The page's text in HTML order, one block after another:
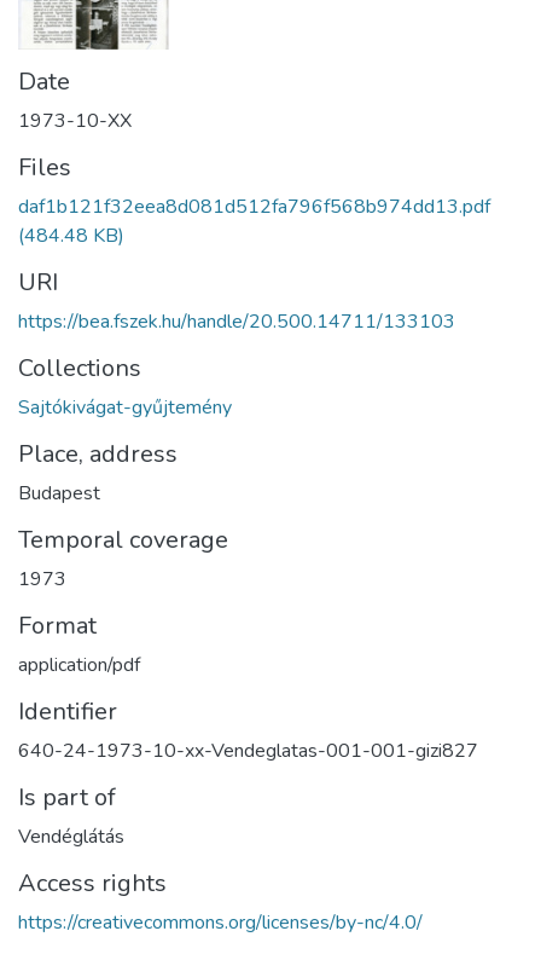
Date
1973-10-XX
Files
daf1b121f32eea8d081d512fa796f568b974dd13.pdf
(484.48 KB)
URI
https://bea.fszek.hu/handle/20.500.14711/133103
Collections
Sajtókivágat-gyűjtemény
Place, address
Budapest
Temporal coverage
1973
Format
application/pdf
Identifier
640-24-1973-10-xx-Vendeglatas-001-001-gizi827
Is part of
Vendéglátás
Access rights
https://creativecommons.org/licenses/by-nc/4.0/